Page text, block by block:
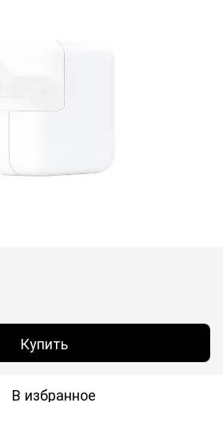
Купить
В избранное